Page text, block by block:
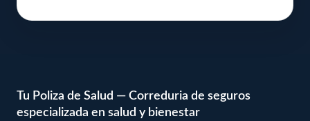
Tu Poliza de Salud — Correduria de seguros
especializada en salud y bienestar